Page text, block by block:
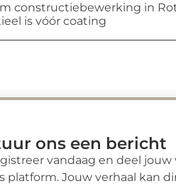
constructiebewerking in
is vóór coating
ons een bericht
vandaag en deel jouw
platform. Jouw verhaal kan